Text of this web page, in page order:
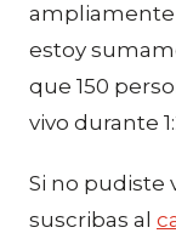
ampliamente
estoy
que 150
vivo durante
Si no pudiste
suscribas al